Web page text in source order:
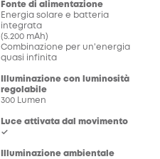
Fonte di alimentazione
Energia solare e batteria
integrata
(5.200 mAh)
Combinazione per un'energia
quasi infinita
Illuminazione con luminosità
regolabile
300 Lumen
Luce attivata dal movimento
✓
Illuminazione ambientale